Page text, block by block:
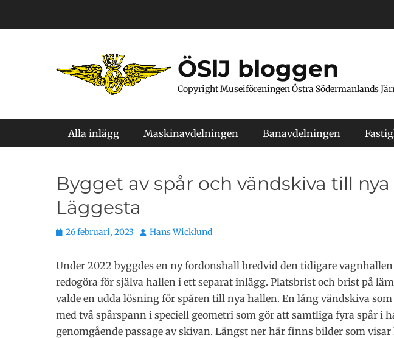
ÖSlJ bloggen
Copyright Museiföreningen Östra Södermanlands
Primär meny
Alla inlägg Maskinavdelningen Banavdelningen
Bygget av spår och vändskiva till
Läggesta
Publicerat
26 februari, 2023 Författare
Hans Wicklund
Under 2022 byggdes en ny fordonshall bredvid den tidigare
redogöra för själva hallen i ett separat inlägg. Platsbrist och brist på
valde en udda lösning för spåren till nya hallen. En lång vändskiva
med två spårspann i speciell geometri som gör att samtliga fyra spår i
genomgående passage av skivan. Längst ner här finns bilder som visar